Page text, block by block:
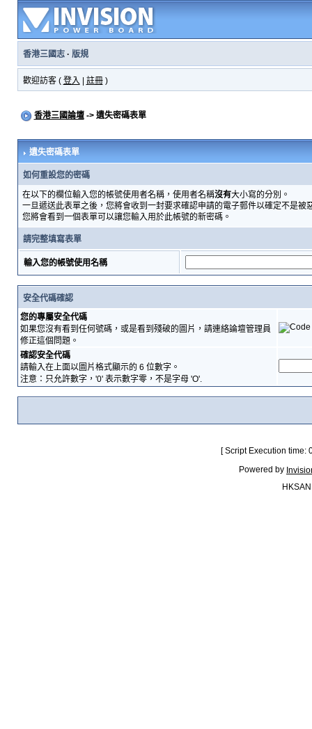
香港三國志· 版規
歡迎訪客 ( 登入 註冊)
香港三國論壇-> 遺失密碼表單
遺失密碼表單
如何重設您的密碼
在以下的欄位輸入您的帳號使用者名稱，使用者名稱沒有大小寫的分別。
一旦遞送此表單之後，您將會收到一封要求確認申請的電子郵件以確定不是
您將會看到一個表單可以讓您輸入用於此帳號的新密碼。
請完整填寫表單
輸入您的帳號使用名稱
安全代碼確認
您的專屬安全代碼
如果您沒有看到任何號碼，或是看到殘破的圖片，請連絡論壇管理員
修正這個問題。
確認安全代碼
請輸入在上面以圖片格式顯示的 6 位數字。
注意：只允許數字，'0' 表示數字零，不是字母 'O'.
[ Script Execution
Powered by